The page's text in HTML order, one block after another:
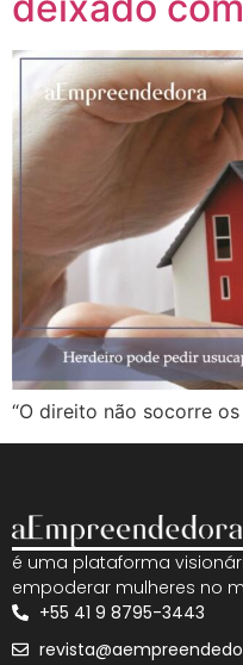
“O direito não socorre
é uma plataforma
empoderar mulheres no
+55 41 9 8795-3443